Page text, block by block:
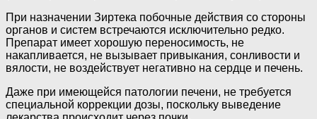
При назначении Зиртека побочные действия со стороны
органов и систем встречаются исключительно редко.
Препарат имеет хорошую переносимость, не
накапливается, не вызывает привыкания, сонливости и
вялости, не воздействует негативно на сердце и печень.
Даже при имеющейся патологии печени, не требуется
специальной коррекции дозы, поскольку выведение